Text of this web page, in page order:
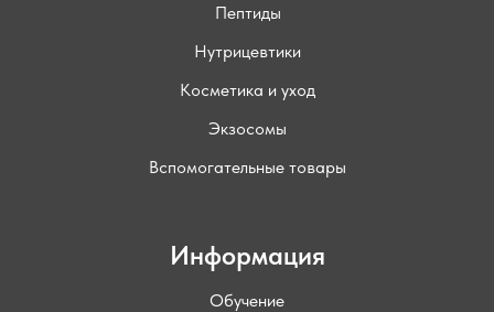
Информация
Обучение
Пептиды
Нутрицевтики
Экзосомы
Вспомогательные товары
Косметика и уход